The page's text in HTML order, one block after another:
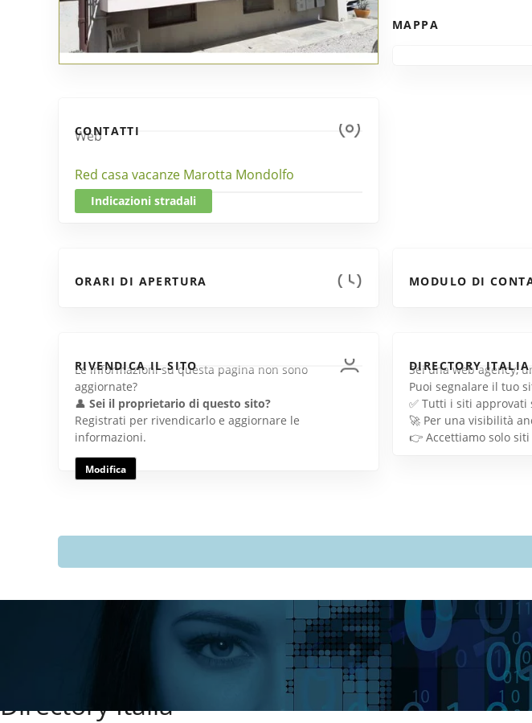
CONTATTI
Web
Red casa vacanze Marotta Mondolfo
Indicazioni stradali
MAPPA
ORARI DI APERTURA MODULO DI
RIVENDICA IL SITO
Le informazioni su questa pagina non sono
aggiornate?
👤 Sei il proprietario di questo sito?
Registrati per rivendicarlo e aggiornare le
informazioni.
Modifica
DIRECTORY
Sei una web agency,
Puoi segnalare il tuo
✅ Tutti i siti approvati
🚀 Per una visibilità
👉 Accettiamo solo
Directory Italia